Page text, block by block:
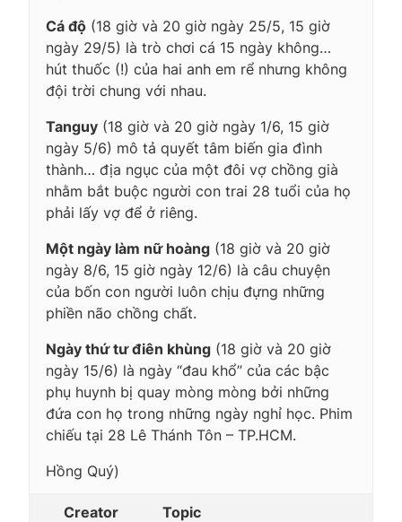
Cá độ (18 giờ và 20 giờ ngày 25/5, 15 giờ
ngày 29/5) là trò chơi cá 15 ngày không…
hút thuốc (!) của hai anh em rể nhưng không
đội trời chung với nhau.
Tanguy (18 giờ và 20 giờ ngày 1/6, 15 giờ
ngày 5/6) mô tả quyết tâm biến gia đình
thành… địa ngục của một đôi vợ chồng già
nhằm bắt buộc người con trai 28 tuổi của họ
phải lấy vợ để ở riêng.
Một ngày làm nữ hoàng (18 giờ và 20 giờ
ngày 8/6, 15 giờ ngày 12/6) là câu chuyện
của bốn con người luôn chịu đựng những
phiền não chồng chất.
Ngày thứ tư điên khùng (18 giờ và 20 giờ
ngày 15/6) là ngày “đau khổ” của các bậc
phụ huynh bị quay mòng mòng bởi những
đứa con họ trong những ngày nghỉ học. Phim
chiếu tại 28 Lê Thánh Tôn – TP.HCM.
Hồng Quý)
Creator Topic